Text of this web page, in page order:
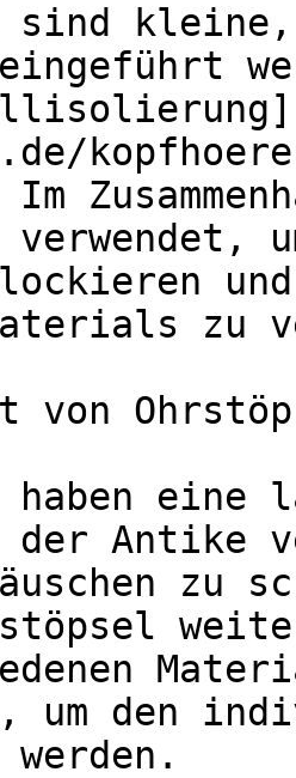
sind
eingeführt
zu
von
eine
Antike
zu
den